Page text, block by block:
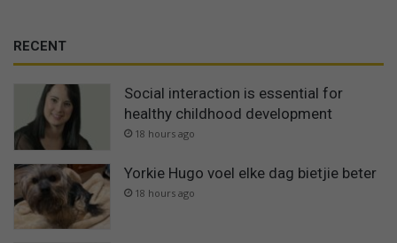
RECENT
Social interaction is essential for
healthy childhood development
18 hours ago
Yorkie Hugo voel elke dag bietjie beter
18 hours ago